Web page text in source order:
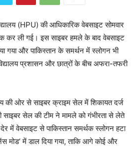
(HPU) की आधिकारिक वेबसाइट सोमवार
हैक कर ली गई। इस साइबर हमले के बाद वेबसाइट
गया और पाकिस्तान के समर्थन में स्लोगन भी
प्रशासन और छात्रों के बीच अफरा-तफरी
की ओर से साइबर क्राइम सेल में शिकायत दर्ज
साइबर सेल की टीम ने मामले को गंभीरता से लेते
में वेबसाइट से पाकिस्तान समर्थक स्लोगन हटा
मोड’ में डाल दिया गया, ताकि आगे कोई और